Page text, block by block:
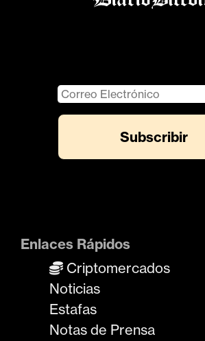
Enlaces Rápidos
Criptomercados
Noticias
Estafas
Notas de Prensa